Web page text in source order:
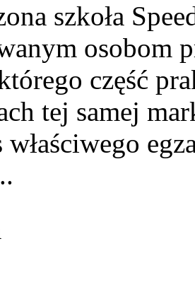
szkoła
osobom
część
tej samej
właściwego